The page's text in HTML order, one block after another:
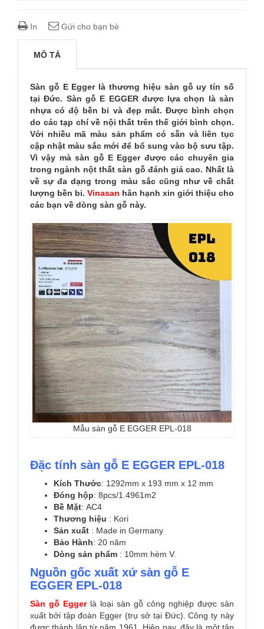
In Gửi cho bạn bè
MÔ TẢ
Sàn gỗ E Egger là thương hiệu sàn gỗ uy tín số
tại Đức. Sàn gỗ E EGGER được lựa chọn là sàn
nhựa có độ bền bỉ và đẹp mắt. Được bình chọn
do các tạp chí về nội thất trên thế giới bình chọn.
Với nhiều mã màu sản phẩm có sẵn và liên tục
cập nhật màu sắc mới để bổ sung vào bộ sưu tập.
Vì vậy mà sàn gỗ E Egger được các chuyên gia
trong ngành nột thất sàn gỗ đánh giá cao. Nhất là
về sự đa dạng trong màu sắc cũng như về chất
lượng bền bỉ. Vinasan hân hạnh xin giới thiệu cho
các bạn về dòng sàn gỗ này.
Mẫu sàn gỗ E EGGER EPL-018
Đặc tính sàn gỗ E EGGER EPL-018
Kích Thước: 1292mm x 193 mm x 12 mm
Đóng hộp: 8pcs/1.4961m2
Bề Mặt: AC4
Thương hiệu : Kori
Sản xuất : Made in Germany
Bảo Hành: 20 năm
Dòng sản phẩm : 10mm hèm V.
Nguồn gốc xuất xứ sàn gỗ E
EGGER EPL-018
Sàn gỗ Eggerlà loại sàn gỗ công nghiệp được sản
xuất bởi tập đoàn Egger (trụ sở tại Đức). Công ty này